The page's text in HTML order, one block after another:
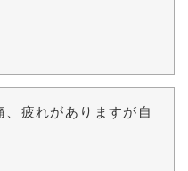
疲れがありますが自